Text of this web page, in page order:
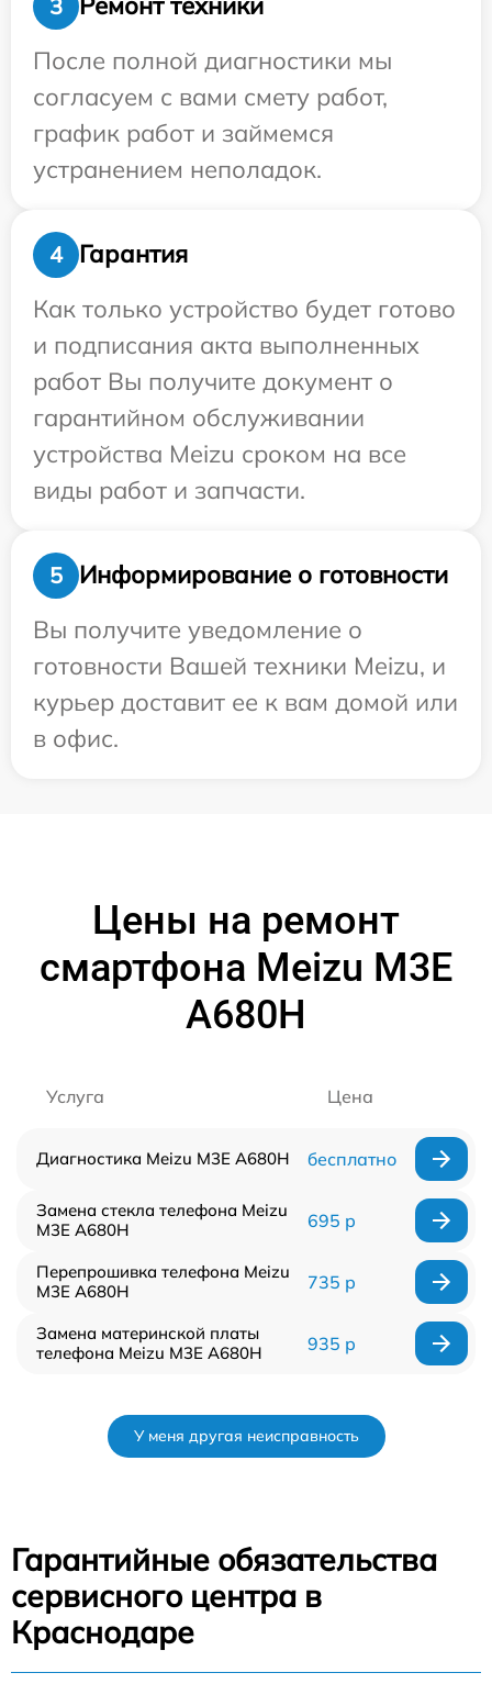
3
После полной диагностики мы
согласуем с вами смету работ,
график работ и займемся
устранением неполадок.
4
Гарантия
Как только устройство будет готово
и подписания акта выполненных
работ Вы получите документ о
гарантийном обслуживании
устройства Meizu сроком на все
виды работ и запчасти.
5
Информирование о готовности
Вы получите уведомление о
готовности Вашей техники Meizu, и
курьер доставит ее к вам домой или
в офис.
Цены на ремонт
смартфона Meizu M3E
A680H
Услуга Цена
Диагностика Meizu M3E A680H бесплатно
Замена стекла телефона Meizu
M3E A680H
695 р
Перепрошивка телефона Meizu
M3E A680H
735 р
Замена материнской платы
телефона Meizu M3E A680H
935 р
У меня другая неисправность
Гарантийные обязательства
сервисного центра в
Краснодаре